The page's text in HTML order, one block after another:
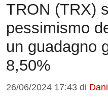
TRON (TRX)
pessimismo
un guadagno
8,50%
26/06/2024 17:43 di